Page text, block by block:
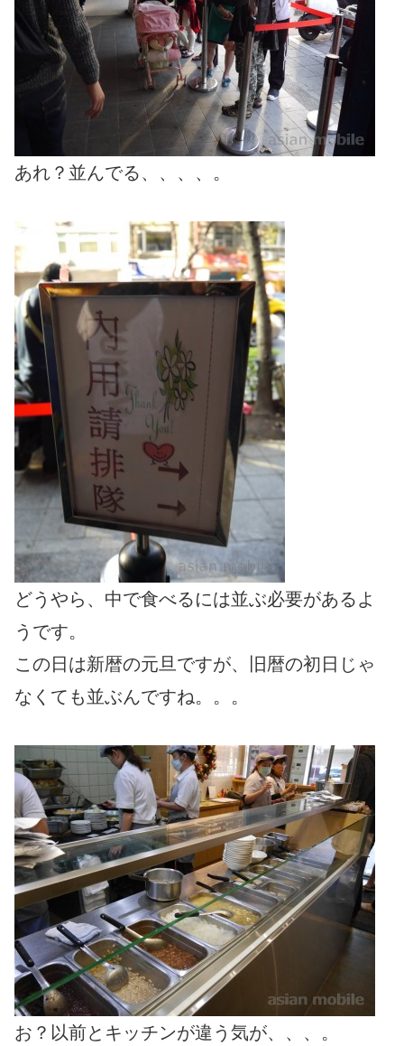
あれ？並んでる、、、、。
どうやら、中で食べるには並ぶ必要があるよ
うです。
この日は新暦の元旦ですが、旧暦の初日じゃ
なくても並ぶんですね。。。
お？以前とキッチンが違う気が、、、。